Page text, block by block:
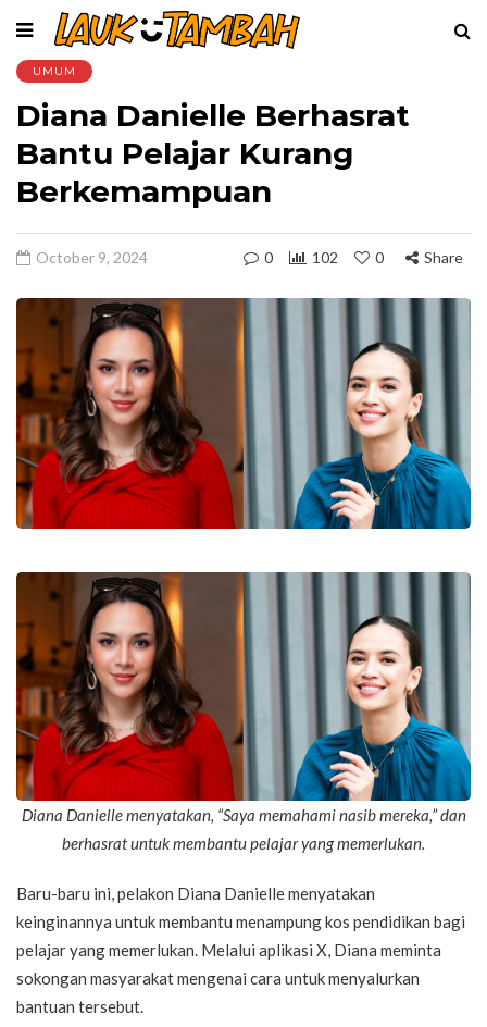
UMUM
Diana Danielle Berhasrat
Bantu Pelajar Kurang
Berkemampuan
October 9, 2024 0 102 0 Share
Diana Danielle menyatakan, “Saya memahami nasib mereka,” dan
berhasrat untuk membantu pelajar yang memerlukan.
Baru-baru ini, pelakon Diana Danielle menyatakan
keinginannya untuk membantu menampung kos pendidikan bagi
pelajar yang memerlukan. Melalui aplikasi X, Diana meminta
sokongan masyarakat mengenai cara untuk menyalurkan
bantuan tersebut.